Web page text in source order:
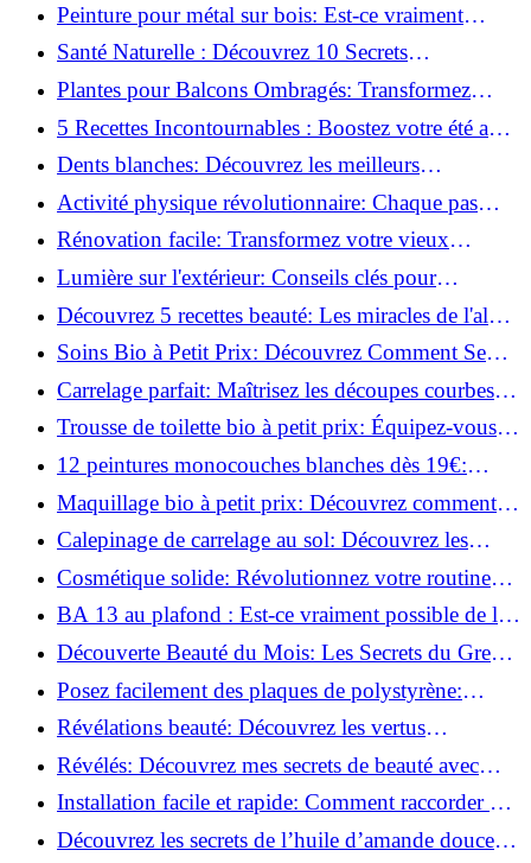
Peinture pour métal sur bois: Est-ce vraiment
possible?
Santé Naturelle : Découvrez 10 Secrets
Incontournables pour un Bien-être Optimal!
Plantes pour Balcons Ombragés: Transformez
votre Terrasse en Oasis Verte!
5 Recettes Incontournables : Boostez votre été avec
des huiles essentielles!
Dents blanches: Découvrez les meilleurs
ingrédients naturels!
Activité physique révolutionnaire: Chaque pas
compte pour votre santé!
Rénovation facile: Transformez votre vieux
parquet irrégulier en un clin d'œil!
Lumière sur l'extérieur: Conseils clés pour
concevoir et installer votre éclairage!
Découvrez 5 recettes beauté: Les miracles de l'aloe
vera pour votre peau!
Soins Bio à Petit Prix: Découvrez Comment Se
Chouchouter Pour Moins de 35€!
Carrelage parfait: Maîtrisez les découpes courbes
facilement!
Trousse de toilette bio à petit prix: Équipez-vous
pour moins de 25€!
12 peintures monocouches blanches dès 19€:
Découvrez les meilleures offres!
Maquillage bio à petit prix: Découvrez comment
s'équiper pour moins de 50€!
Calepinage de carrelage au sol: Découvrez les
astuces incontournables!
Cosmétique solide: Révolutionnez votre routine
beauté pour zéro déchet!
BA 13 au plafond : Est-ce vraiment possible de les
coller ?
Découverte Beauté du Mois: Les Secrets du Green
Glamour !
Posez facilement des plaques de polystyrène:
Transformez votre plafond sans effort !
Révélations beauté: Découvrez les vertus
insoupçonnées de l'huile de coco!
Révélés: Découvrez mes secrets de beauté avec
l'huile de ricin!
Installation facile et rapide: Comment raccorder un
luminaire au plafond!
Découvrez les secrets de l’huile d’amande douce :